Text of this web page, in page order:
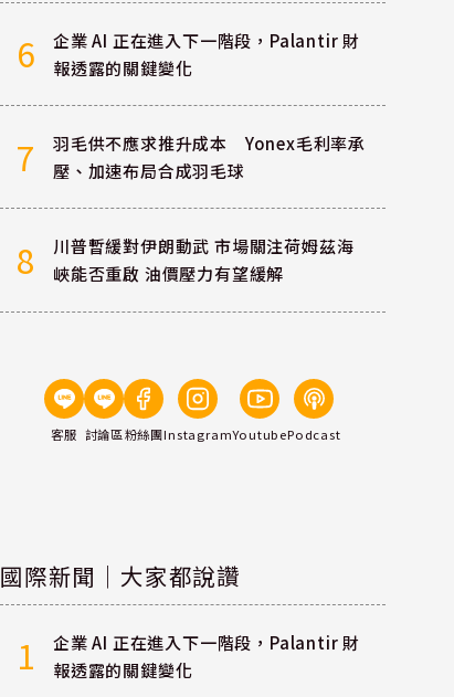
6
企業 AI 正在進入下一階段，Palantir 財
報透露的關鍵變化
7
羽毛供不應求推升成本 Yonex毛利率承
壓、加速布局合成羽毛球
8
川普暫緩對伊朗動武 市場關注荷姆茲海
峽能否重啟 油價壓力有望緩解
客服 討論區粉絲團InstagramYoutubePodcast
國際新聞｜大家都說讚
1
企業 AI 正在進入下一階段，Palantir 財
報透露的關鍵變化